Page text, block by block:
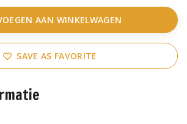
AAN WINKELWAGEN
SAVE AS FAVORITE